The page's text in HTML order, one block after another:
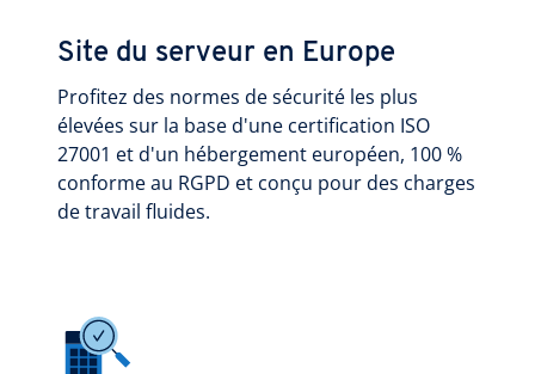
Site du serveur en Europe
Profitez des normes de sécurité les plus
élevées sur la base d'une certification ISO
27001 et d'un hébergement européen, 100 %
conforme au RGPD et conçu pour des charges
de travail fluides.